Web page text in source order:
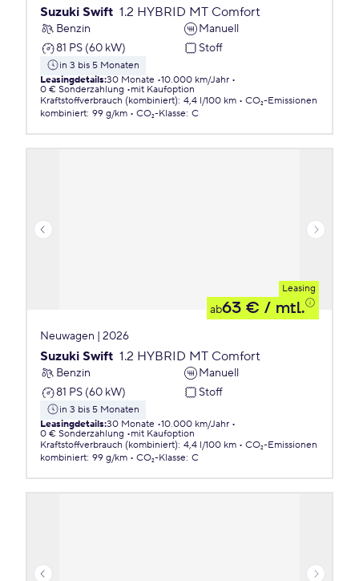
Suzuki Swift 1.2 HYBRID MT Comfort
Benzin
Manuell
81 PS (60 kW)
Stoff
in 3 bis 5 Monaten
Leasingdetails:30 Monate 10.000 km/Jahr
0 € Sonderzahlung
mit Kaufoption
Kraftstoffverbrauch (kombiniert): 4,4 l/100 km
CO₂-Emissionen
kombiniert: 99 g/km CO₂-Klasse: C
Leasing
ab63 € / mtl.
Neuwagen | 2026
Suzuki Swift 1.2 HYBRID MT Comfort
Benzin
Manuell
81 PS (60 kW)
Stoff
in 3 bis 5 Monaten
Leasingdetails:30 Monate 10.000 km/Jahr
0 € Sonderzahlung
mit Kaufoption
Kraftstoffverbrauch (kombiniert): 4,4 l/100 km
CO₂-Emissionen
kombiniert: 99 g/km CO₂-Klasse: C